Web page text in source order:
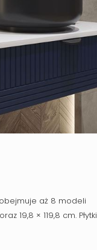
aż 8 modeli
19,8 × 119,8 cm. Płytki